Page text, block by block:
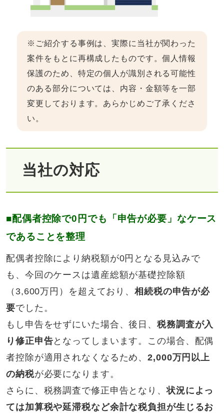
※ご紹介する事例は、実際に当社が関わった
案件をもとに再構成したものです。個人情報
保護のため、特定の個人が識別される可能性
のある部分については、内容・金額等を一部
変更しております。あらかじめご了承くださ
い。
当社の対応
■配偶者控除で0円でも「申告が必要」なケース
であることを整理
配偶者控除により納税額が0円となる見込みで
も、今回のケースは遺産総額が基礎控除額
（3,600万円）を超えており、相続税の申告が必
要でした。
もし申告をせずにいた場合、後日、税務調査が入
り修正申告となってしまいます。この場合、配偶
者控除が適用されなくなるため、2,000万円以上
の納税が必要になります。
さらに、税務調査で修正申告となり、状況によっ
ては加算税や延滞税など余計な税負担が生じるお